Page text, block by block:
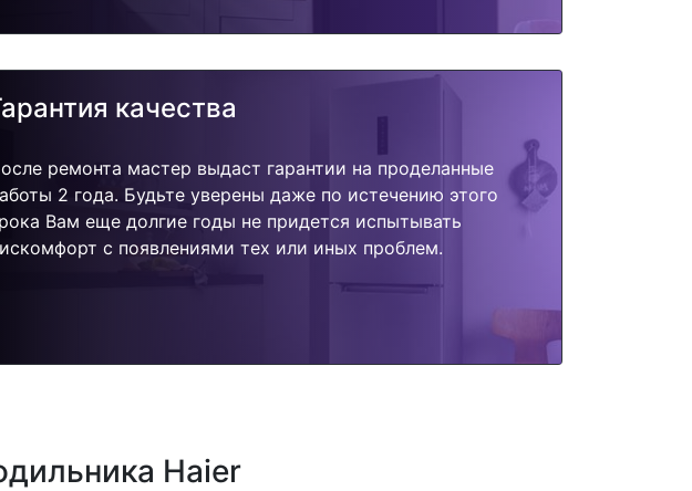
качества
ремонта мастер выдаст гарантии на проделанные
2 года. Будьте уверены даже по истечению этого
Вам еще долгие годы не придется испытывать
с появлениями тех или иных проблем.
Haier